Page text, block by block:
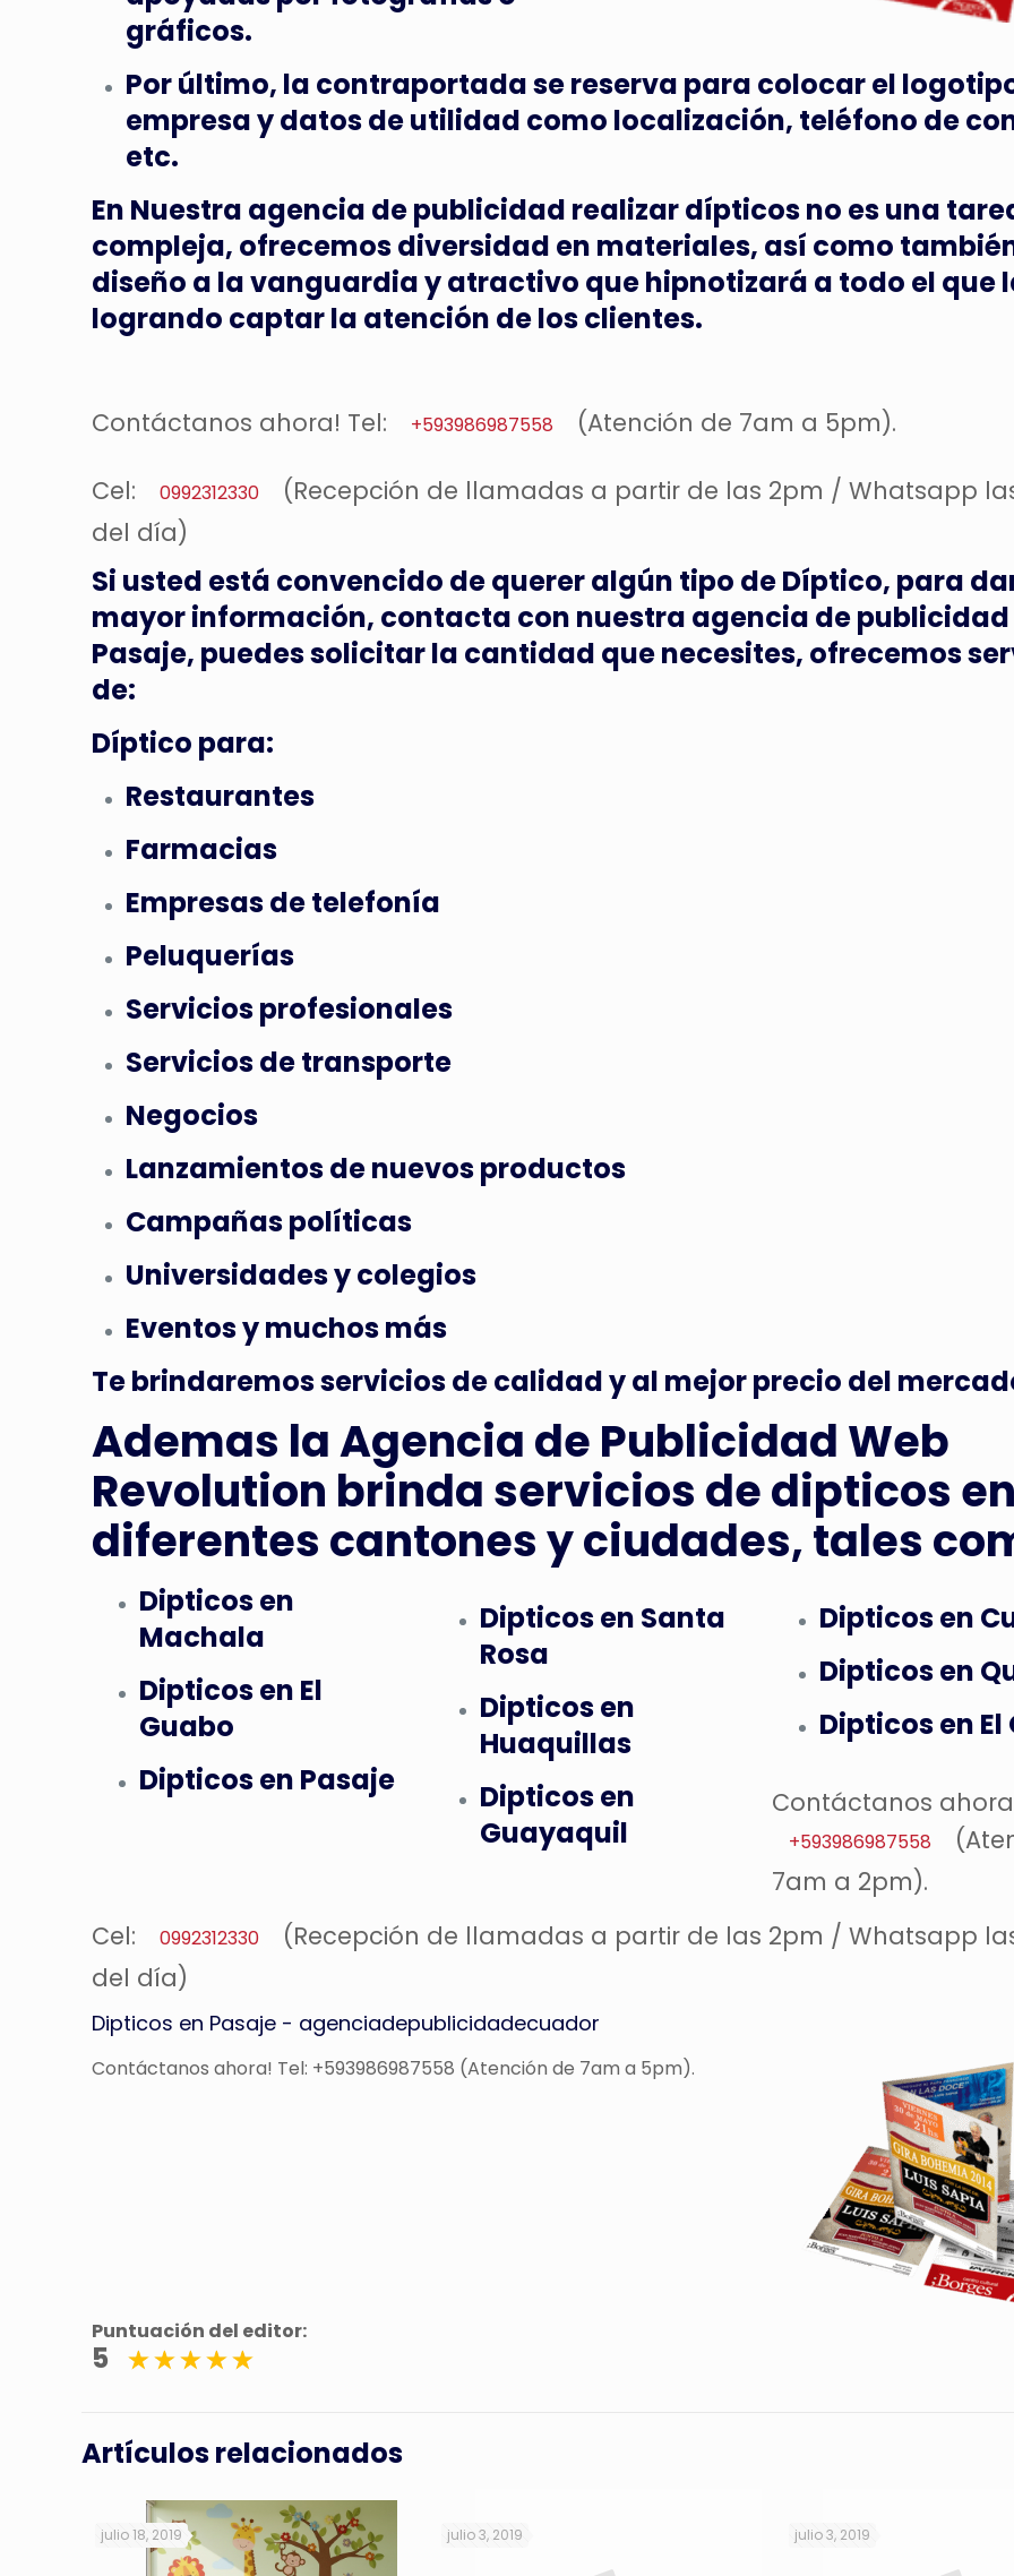
gráficos.
Por último, la contraportada se reserva para colocar el
empresa y datos de utilidad como localización, teléfono de
etc.
En Nuestra agencia de publicidad realizar dípticos no es una
compleja, ofrecemos diversidad en materiales, así como
diseño a la vanguardia y atractivo que hipnotizará a todo el que
logrando captar la atención de los clientes.
Contáctanos ahora! Tel: +593986987558 (Atención de 7am a 5pm).
Cel: 0992312330
(Recepción de llamadas a partir de las 2pm / Whatsapp
del día)
Si usted está convencido de querer algún tipo de Díptico, para
mayor información, contacta con nuestra agencia de publicidad
Pasaje, puedes solicitar la cantidad que necesites, ofrecemos
de:
Díptico para:
Restaurantes
Farmacias
Empresas de telefonía
Peluquerías
Servicios profesionales
Servicios de transporte
Negocios
Lanzamientos de nuevos productos
Campañas políticas
Universidades y colegios
Eventos y muchos más
Te brindaremos servicios de calidad y al mejor precio del
Ademas la Agencia de Publicidad Web
Revolution brinda servicios de dipticos en
diferentes cantones y ciudades, tales
Dipticos en
Machala
Dipticos en El
Guabo
Dipticos en Pasaje
Dipticos en Santa
Rosa
Dipticos en
Huaquillas
Dipticos en
Guayaquil
Dipticos en
Dipticos en
Dipticos en El
Contáctanos
+593986987558
7am a 2pm).
Cel:
0992312330
(Recepción de llamadas a partir de las 2pm / Whatsapp
del día)
Dipticos en Pasaje - agenciadepublicidadecuador
Contáctanos ahora! Tel: +593986987558 (Atención de 7am a 5pm).
Puntuación del editor:
5
Artículos relacionados
julio 18, 2019 julio 3, 2019 julio 3, 2019